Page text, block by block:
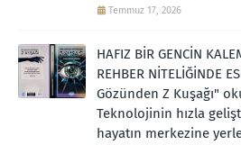
Temmuz 17, 2026
HAFIZ BİR GENCİN
REHBER NİTELİĞİNDE
Gözünden Z Kuşağı"
Teknolojinin hızla
hayatın merkezine